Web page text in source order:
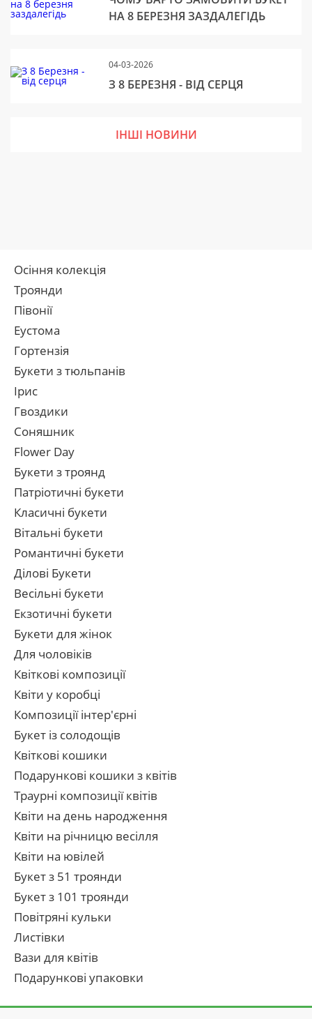
НА 8 БЕРЕЗНЯ ЗАЗДАЛЕГІДЬ
04-03-2026
З 8 БЕРЕЗНЯ - ВІД СЕРЦЯ
ІНШІ НОВИНИ
Осіння колекція
Троянди
Півонії
Еустома
Гортензія
Букети з тюльпанів
Ірис
Гвоздики
Соняшник
Flower Day
Букети з троянд
Патріотичні букети
Класичні букети
Вітальні букети
Романтичні букети
Ділові Букети
Весільні букети
Екзотичні букети
Букети для жінок
Для чоловіків
Квіткові композиції
Квіти у коробці
Композиції інтер'єрні
Букет із солодощів
Квіткові кошики
Подарункові кошики з квітів
Траурні композиції квітів
Квіти на день народження
Квіти на річницю весілля
Квіти на ювілей
Букет з 51 троянди
Букет з 101 троянди
Повітряні кульки
Листівки
Вази для квітів
Подарункові упаковки